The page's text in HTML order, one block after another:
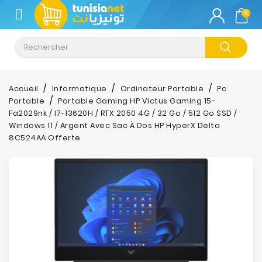
CATÉGORIE
Climatisation
Informatique
Téléphonie
&
Tablette
Impression
0
Accueil Informatique Ordinateur Portable
Pc
Portable
Portable Gaming HP Victus Gaming 15-
Fa2029nk / I7-13620H / RTX 2050 4G / 32 Go / 512 Go SSD /
Windows 11 / Argent Avec Sac À Dos HP HyperX Delta
8C524AA Offerte